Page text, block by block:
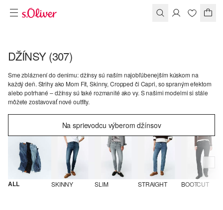
DŽÍNSY(307)
Sme zbláznení do denimu: džínsy sú naším najobľúbenejším kúskom na
každý deň. Strihy ako Mom Fit, Skinny, Cropped či Capri, so spraným efektom
alebo potrhané – džínsy sú také rozmanité ako vy. S našimi modelmi si stále
môžete zostavovať nové outfity.
Na sprievodcu výberom džínsov
ALL SKINNY SLIM STRAIGHT BOOTCUT